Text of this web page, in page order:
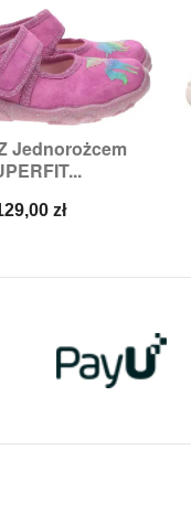
Jednorożcem
zł
podgląd
27,29,